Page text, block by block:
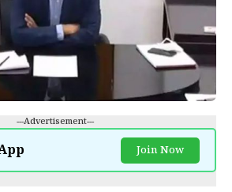
---Advertisement---
Join Now